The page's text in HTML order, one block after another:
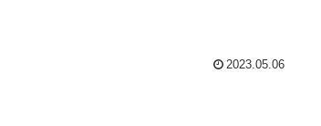
2023.05.06